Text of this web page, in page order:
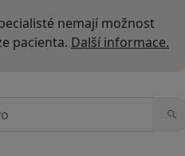
nemají možnost
pacienta. Další informace.